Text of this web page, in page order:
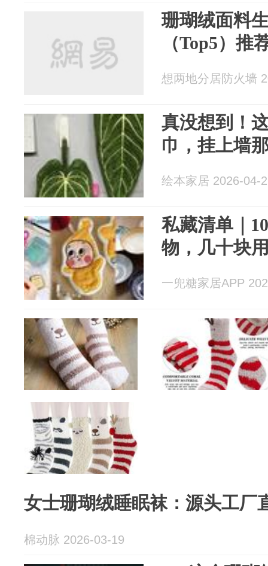
珊瑚绒面料
（Top5）推
想两地分居防火墙
真没想到！
巾，挂上墙
绘本家居 2026-04-
私藏清单｜
物，几十块
一兜糖家居APP
女士珊瑚绒睡眠袜：源头工厂
棉动脉 2026-03-19